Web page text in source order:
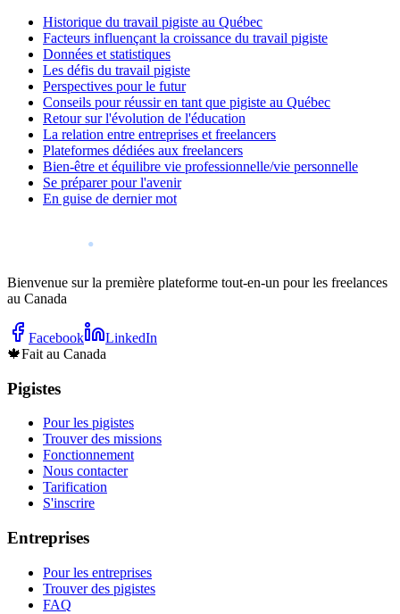
Historique du travail pigiste au Québec
Facteurs influençant la croissance du travail pigiste
Données et statistiques
Les défis du travail pigiste
Perspectives pour le futur
Conseils pour réussir en tant que pigiste au Québec
Retour sur l'évolution de l'éducation
La relation entre entreprises et freelancers
Plateformes dédiées aux freelancers
Bien-être et équilibre vie professionnelle/vie personnelle
Se préparer pour l'avenir
En guise de dernier mot
Bienvenue sur la première plateforme tout-en-un pour les freelances
au Canada
Facebook
LinkedIn
🍁Fait au Canada
Pigistes
Pour les pigistes
Trouver des missions
Fonctionnement
Nous contacter
Tarification
S'inscrire
Entreprises
Pour les entreprises
Trouver des pigistes
FAQ